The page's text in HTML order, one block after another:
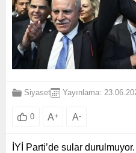
Siyaset Yayınlama:
0 A+ A-
İYİ Parti’de sular